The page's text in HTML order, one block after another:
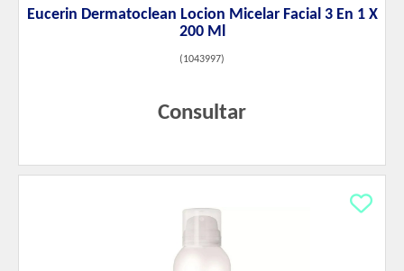
Eucerin Dermatoclean Locion Micelar Facial 3 En 1 X
200 Ml
(1043997)
Consultar